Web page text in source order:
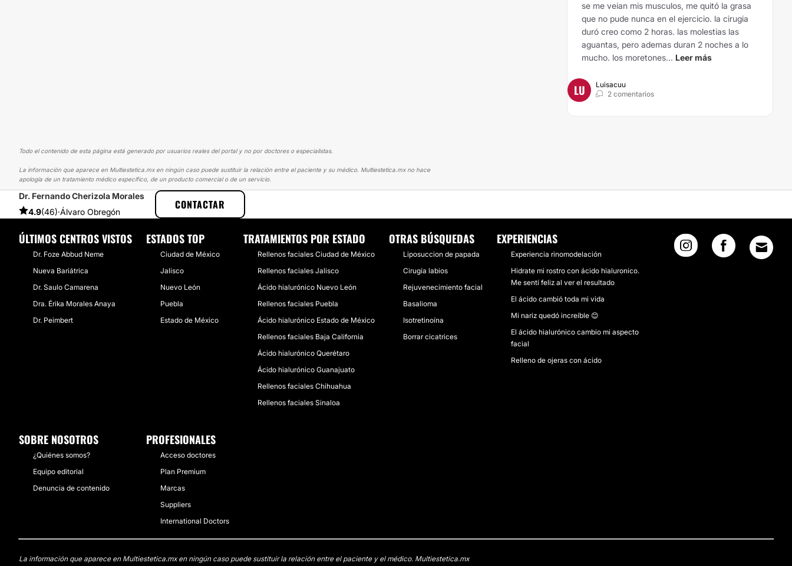
se me veian mis musculos, me quitó la grasa
que no pude nunca en el ejercicio. la cirugia
duró creo como 2 horas. las molestias las
aguantas, pero ademas duran 2 noches a lo
mucho. los moretones... Leer más
LU
Luisacuu
2 comentarios
Todo el contenido de esta página está generado por usuarios reales del portal y no por doctores o especialistas.
La información que aparece en Multiestetica.mx en ningún caso puede sustituir la relación entre el paciente y su médico. Multiestetica.mx no hace
apología de un tratamiento médico específico, de un producto comercial o de un servicio.
Dr. Fernando Cherizola Morales
4.9(46)·Álvaro Obregón
CONTACTAR
MULTIESTETICA EXPERIENCIAS EXPERIENCIAS SOBRE ÁCIDO HIALURÓNICO
ÚLTIMOS CENTROS VISTOS
Dr. Foze Abbud Neme
Nueva Bariátrica
Dr. Saulo Camarena
Dra. Érika Morales Anaya
Dr. Peimbert
ESTADOS TOP
Ciudad de México
Jalisco
Nuevo León
Puebla
Estado de México
TRATAMIENTOS POR ESTADO
Rellenos faciales Ciudad de México
Rellenos faciales Jalisco
Ácido hialurónico Nuevo León
Rellenos faciales Puebla
Ácido hialurónico Estado de México
Rellenos faciales Baja California
Ácido hialurónico Querétaro
Ácido hialurónico Guanajuato
Rellenos faciales Chihuahua
Rellenos faciales Sinaloa
OTRAS BÚSQUEDAS
Liposuccion de papada
Cirugía labios
Rejuvenecimiento facial
Basalioma
Isotretinoína
Borrar cicatrices
EXPERIENCIAS
Experiencia rinomodelación
Hidrate mi rostro con ácido hialuronico.
Me sentí feliz al ver el resultado
El ácido cambió toda mi vida
Mi nariz quedó increíble 😊
El ácido hialurónico cambio mi aspecto
facial
Relleno de ojeras con ácido
SOBRE NOSOTROS
¿Quiénes somos?
Equipo editorial
Denuncia de contenido
PROFESIONALES
Acceso doctores
Plan Premium
Marcas
Suppliers
International Doctors
La información que aparece en Multiestetica.mx en ningún caso puede sustituir la relación entre el paciente y el médico. Multiestetica.mx